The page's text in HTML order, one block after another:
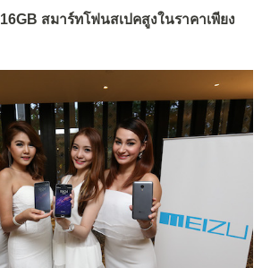
16GB สมาร์ทโฟนสเปคสูงในราคาเพียง